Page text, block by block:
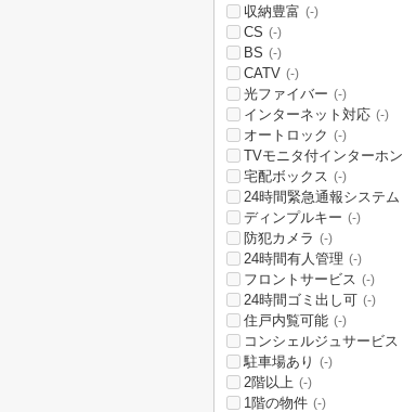
収納豊富 (-)
CS (-)
BS (-)
CATV (-)
光ファイバー (-)
インターネット対応 (-)
オートロック (-)
TVモニタ付インターホン
宅配ボックス (-)
24時間緊急通報システム
ディンプルキー (-)
防犯カメラ (-)
24時間有人管理 (-)
フロントサービス (-)
24時間ゴミ出し可 (-)
住戸内覧可能 (-)
コンシェルジュサービス
駐車場あり (-)
2階以上 (-)
1階の物件 (-)